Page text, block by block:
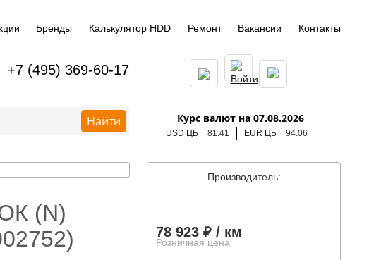
Бренды Калькулятор HDD Ремонт Вакансии Контакты
+7 (495) 369-60-17
Найти Курс валют на 07.08.2026
USD ЦБ 81.41 EUR ЦБ 94.06
(N)
Производитель:
78 923 ₽ / км
Розничная цена